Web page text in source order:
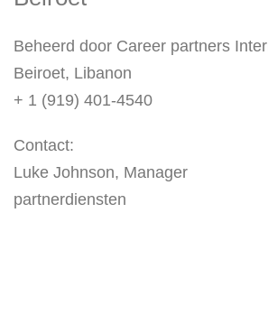
Beheerd door Career partners
Beiroet, Libanon
+ 1 (919) 401-4540
Contact:
Luke Johnson, Manager
partnerdiensten